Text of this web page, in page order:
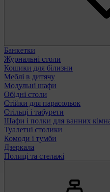
Банкетки
Журнальні столи
Кошики для білизни
Меблі в дитячу
Модульні шафи
Обідні столи
Стійки для парасольок
Стільці і табурети
Шафи і полки для ванних
Туалетні столики
Комоди і тумби
Дзеркала
Полиці та стелажі